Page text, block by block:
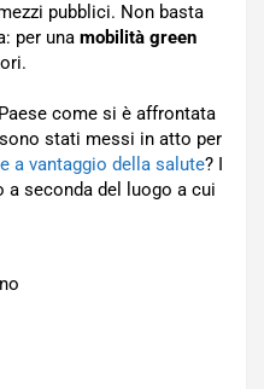
pubblici. Non basta
per una mobilità green
come si è affrontata
stati messi in atto per
a vantaggio della salute? I
a seconda del luogo a cui